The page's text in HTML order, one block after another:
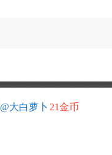
@大白萝卜 21金币